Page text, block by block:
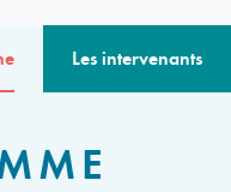
Les intervenants